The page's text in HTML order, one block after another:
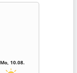
Mo, 10.08.